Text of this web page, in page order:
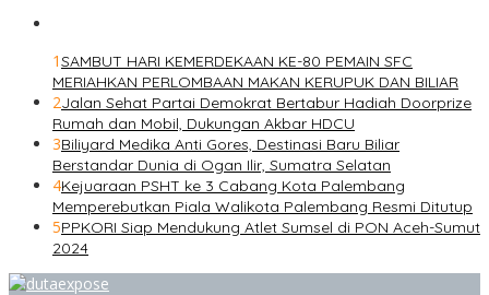
1SAMBUT HARI KEMERDEKAAN KE-80 PEMAIN SFC
MERIAHKAN PERLOMBAAN MAKAN KERUPUK DAN BILIAR
2Jalan Sehat Partai Demokrat Bertabur Hadiah Doorprize
Rumah dan Mobil, Dukungan Akbar HDCU
3Biliyard Medika Anti Gores, Destinasi Baru Biliar
Berstandar Dunia di Ogan Ilir, Sumatra Selatan
4Kejuaraan PSHT ke 3 Cabang Kota Palembang
Memperebutkan Piala Walikota Palembang Resmi Ditutup
5PPKORI Siap Mendukung Atlet Sumsel di PON Aceh-Sumut
2024